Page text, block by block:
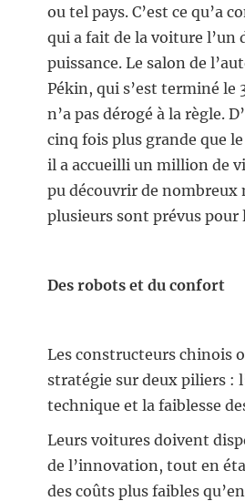
ou tel pays. C’est ce qu’a
qui a fait de la voiture l’un
puissance. Le salon de
Pékin, qui s’est terminé le
n’a pas dérogé à la règle.
cinq fois plus grande que
il a accueilli un million de
pu découvrir de nombreux
plusieurs sont prévus pour
Des robots et du confort
Les constructeurs chinois
stratégie sur deux piliers :
technique et la faiblesse
Leurs voitures doivent
de l’innovation, tout en
des coûts plus faibles